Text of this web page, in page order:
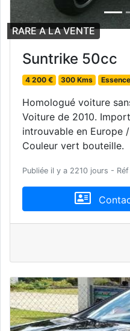
RARE A LA VENTE
Suntrike 50cc
4 200 € 300 Kms Essence
Homologué voiture
Voiture de 2010.
introuvable en Europe
Couleur vert bouteille.
Publiée il y a 2210 jours -